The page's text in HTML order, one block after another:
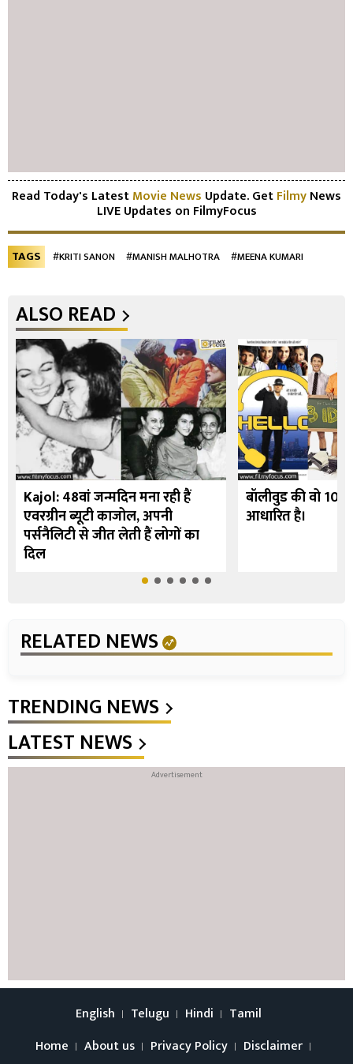
Read Today's LatestMovie News Update. GetFilmyNews
LIVE Updates on FilmyFocus
TAGS #KRITI SANON #MANISH MALHOTRA #MEENA KUMARI
ALSO READ
Kajol: 48वां जन्मदिन मना रही हैं
एवरग्रीन ब्यूटी काजोल, अपनी
पर्सनैलिटी से जीत लेती हैं लोगों का
दिल
बॉलीवुड की वो 10
आधारित है।
RELATED NEWS
TRENDING NEWS
LATEST NEWS
English Telugu Hindi
Tamil
Home
About us Privacy Policy
Disclaimer